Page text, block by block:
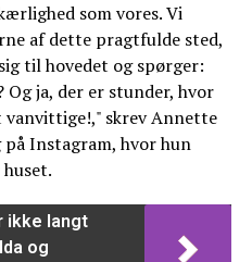
som vores. Vi
af dette pragtfulde sted,
til hovedet og spørger:
ja, der er stunder, hvor
skrev Annette
Instagram, hvor hun
ikke langt
og